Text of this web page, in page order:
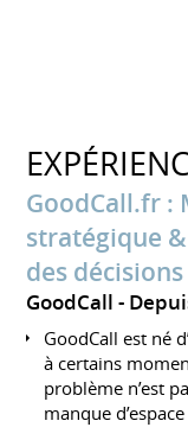
GoodCall.fr :
stratégique
des
GoodCall
GoodCall est né
à certains
problème n’est
manque